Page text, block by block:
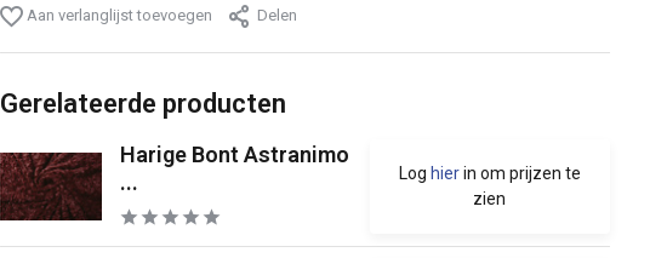
Aan verlanglijst toevoegen Delen
Gerelateerde producten
Harige Bont Astranimo
...
Log hierin om prijzen te
zien